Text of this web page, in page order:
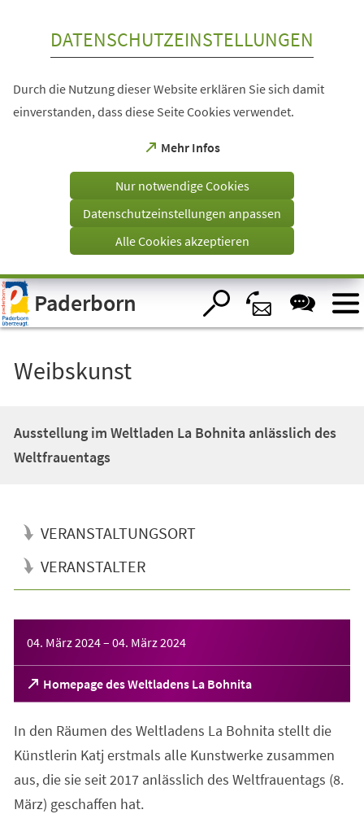
Visuelle
Assistenzsoftware
öffnen.
DATENSCHUTZEINSTELLUNGEN
Durch die Nutzung dieser Website erklären Sie sich damit
einverstanden, dass diese Seite Cookies verwendet.
Mehr Infos
(Öffnet
einem
Tab)
Nur notwendige Cookies
Datenschutzeinstellungen anpassen
Alle Cookies akzeptieren
Paderborn
Weibskunst
Ausstellung im Weltladen La Bohnita anlässlich des
Weltfrauentags
VERANSTALTUNGSORT
VERANSTALTER
04. März 2024– 04. März 2024
Homepage des Weltladens La Bohnita
(Öffnet
in
neuen
Tab)
In den Räumen des Weltladens La Bohnita stellt die
Künstlerin Katj erstmals alle Kunstwerke zusammen
aus, die sie seit 2017 anlässlich des Weltfrauentags (8.
März) geschaffen hat.